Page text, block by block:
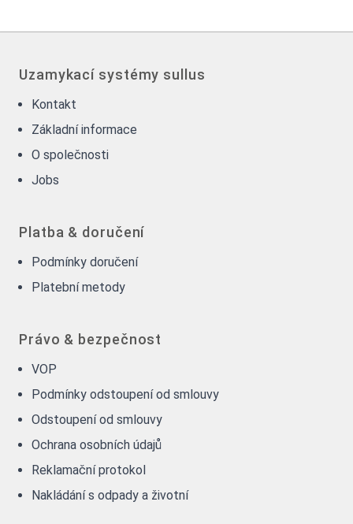
Uzamykací systémy sullus
Kontakt
Základní informace
O společnosti
Jobs
Platba & doručení
Podmínky doručení
Platební metody
Právo & bezpečnost
VOP
Podmínky odstoupení od smlouvy
Odstoupení od smlouvy
Ochrana osobních údajů
Reklamační protokol
Nakládání s odpady a životní